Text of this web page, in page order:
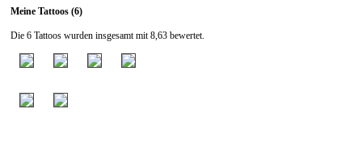
Meine Tattoos (6)
Die 6 Tattoos wurden insgesamt mit 8,63 bewertet.